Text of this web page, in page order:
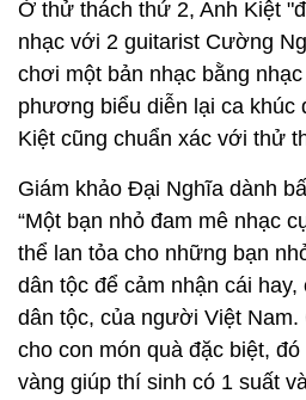
Ở thử thách thứ 2, Anh Kiệt
nhạc với 2 guitarist Cường
chơi một bản nhạc bằng
phương biểu diễn lại ca khúc
Kiệt cũng chuẩn xác với thử
Giám khảo Đại Nghĩa dành
“Một bạn nhỏ đam mê nhạc
thể lan tỏa cho những bạn
dân tộc để cảm nhận cái
dân tộc, của người Việt Nam.
cho con món quà đặc biệt, đó
vàng giúp thí sinh có 1 suất